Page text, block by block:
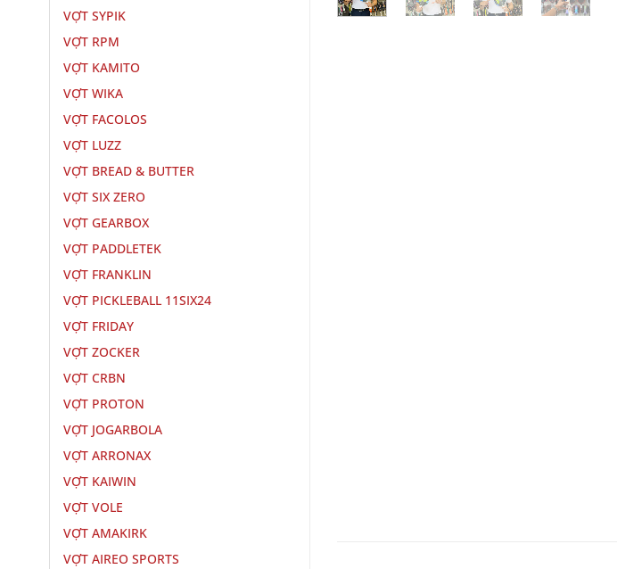
VỢT SYPIK
VỢT RPM
VỢT KAMITO
VỢT WIKA
VỢT FACOLOS
VỢT LUZZ
VỢT BREAD & BUTTER
VỢT SIX ZERO
VỢT GEARBOX
VỢT PADDLETEK
VỢT FRANKLIN
VỢT PICKLEBALL 11SIX24
VỢT FRIDAY
VỢT ZOCKER
VỢT CRBN
VỢT PROTON
VỢT JOGARBOLA
VỢT ARRONAX
VỢT KAIWIN
VỢT VOLE
VỢT AMAKIRK
VỢT AIREO SPORTS